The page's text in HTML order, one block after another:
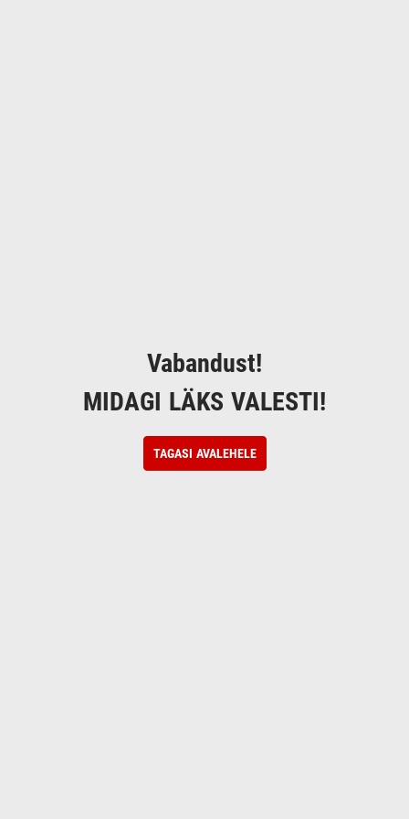
Vabandust!
MIDAGI LÄKS VALESTI!
TAGASI AVALEHELE